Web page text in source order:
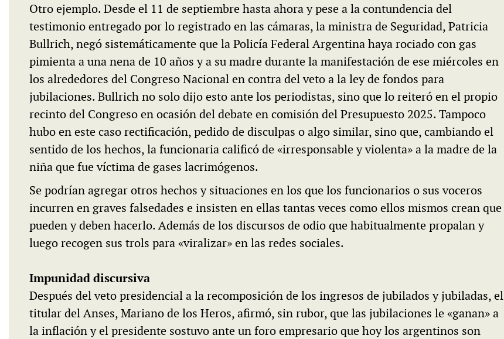
Otro ejemplo. Desde el 11 de septiembre hasta ahora y pese a la contundencia del
testimonio entregado por lo registrado en las cámaras, la ministra de Seguridad, Patricia
Bullrich, negó sistemáticamente que la Policía Federal Argentina haya rociado con gas
pimienta a una nena de 10 años y a su madre durante la manifestación de ese miércoles en
los alrededores del Congreso Nacional en contra del veto a la ley de fondos para
jubilaciones. Bullrich no solo dijo esto ante los periodistas, sino que lo reiteró en el propio
recinto del Congreso en ocasión del debate en comisión del Presupuesto 2025. Tampoco
hubo en este caso rectificación, pedido de disculpas o algo similar, sino que, cambiando el
sentido de los hechos, la funcionaria calificó de «irresponsable y violenta» a la madre de la
niña que fue víctima de gases lacrimógenos.
Se podrían agregar otros hechos y situaciones en los que los funcionarios o sus voceros
incurren en graves falsedades e insisten en ellas tantas veces como ellos mismos crean que
pueden y deben hacerlo. Además de los discursos de odio que habitualmente propalan y
luego recogen sus trols para «viralizar» en las redes sociales.
Impunidad discursiva
Después del veto presidencial a la recomposición de los ingresos de jubilados y jubiladas, el
titular del Anses, Mariano de los Heros, afirmó, sin rubor, que las jubilaciones le «ganan» a
la inflación y el presidente sostuvo ante un foro empresario que hoy los argentinos son